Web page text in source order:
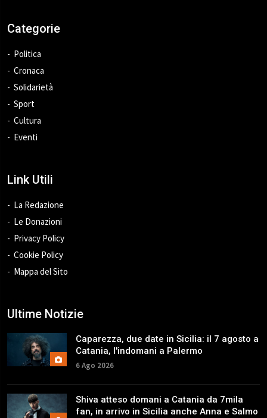
Categorie
Politica
Cronaca
Solidarietà
Sport
Cultura
Eventi
Link Utili
La Redazione
Le Donazioni
Privacy Policy
Cookie Policy
Mappa del Sito
Ultime Notizie
Caparezza, due date in Sicilia: il 7 agosto a
Catania, l'indomani a Palermo
6 Ago 2026
Shiva atteso domani a Catania da 7mila
fan, in arrivo in Sicilia anche Anna e Salmo